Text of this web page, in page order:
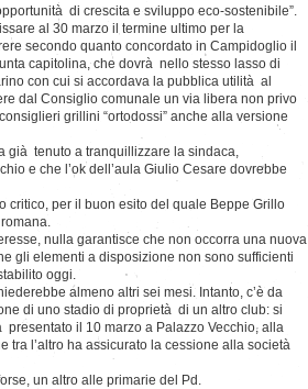
di crescita e sviluppo eco-sostenibile”.
al 30 marzo il termine ultimo per la
secondo quanto concordato in Campidoglio il
capitolina, che dovrà nello stesso lasso di
con cui si accordava la pubblica utilità al
dal Consiglio comunale un via libera non privo
grillini “ortodossi” anche alla versione
già tenuto a tranquillizzare la sindaca,
e che l’ok dell’aula Giulio Cesare dovrebbe
critico, per il buon esito del quale Beppe Grillo
nulla garantisce che non occorra una nuova
gli elementi a disposizione non sono sufficienti
oggi.
almeno altri sei mesi. Intanto, c’è da
di uno stadio di proprietà di un altro club: si
il 10 marzo a Palazzo Vecchio, alla
l’altro ha assicurato la cessione alla società
un altro alle primarie del Pd.